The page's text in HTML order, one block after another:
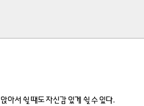
아서 쉴 때도 자신감 있게 쉴 수 있다.